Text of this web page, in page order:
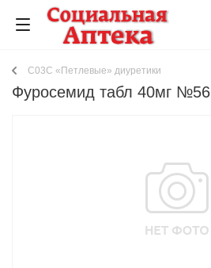
C03C «Петлевые» диуретики
Фуросемид табл 40мг №56